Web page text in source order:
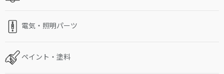
電気・照明パーツ
ペイント・塗料